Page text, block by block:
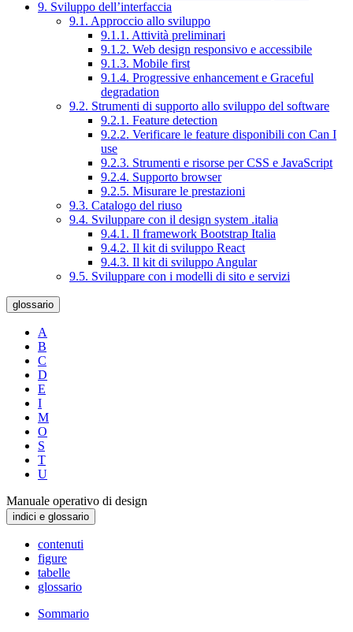
9. Sviluppo dell’interfaccia
9.1. Approccio allo sviluppo
9.1.1. Attività preliminari
9.1.2. Web design responsivo e accessibile
9.1.3. Mobile first
9.1.4. Progressive enhancement e Graceful
degradation
9.2. Strumenti di supporto allo sviluppo del software
9.2.1. Feature detection
9.2.2. Verificare le feature disponibili con Can I
use
9.2.3. Strumenti e risorse per CSS e JavaScript
9.2.4. Supporto browser
9.2.5. Misurare le prestazioni
9.3. Catalogo del riuso
9.4. Sviluppare con il design system .italia
9.4.1. Il framework Bootstrap Italia
9.4.2. Il kit di sviluppo React
9.4.3. Il kit di sviluppo Angular
9.5. Sviluppare con i modelli di sito e servizi
glossario
A
B
C
D
E
I
M
O
S
T
U
Manuale operativo di design
indici e glossario
contenuti
figure
tabelle
glossario
Sommario